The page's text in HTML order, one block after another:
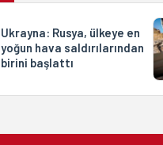
Ukrayna: Rusya, ülkeye en
yoğun hava saldırılarından
birini başlattı